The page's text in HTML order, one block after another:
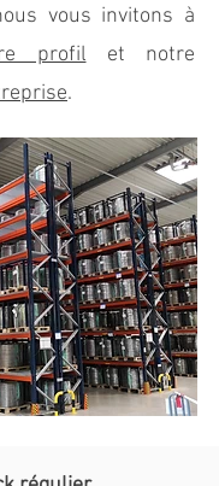
vous invitons à
profil et notre
.